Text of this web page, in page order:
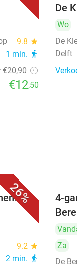
9.8 star
1 min. directions_walk
€20,90
€12,50
De
Wo
De
Delft
26%
9.2 star
2 min. directions_walk
4-
Za
De